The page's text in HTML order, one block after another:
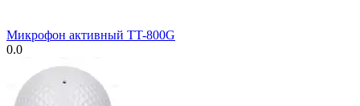
Микрофон активный TT-800G
0.0